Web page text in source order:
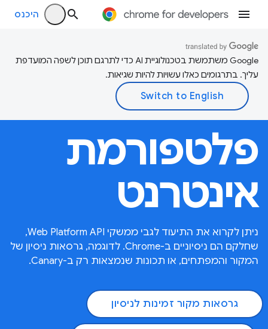
היכנס
‫Google משתמשת בטכנולוגיית AI כדי לתרגם תוכן לשפה המועדפת
עליך. בתרגומים כאלו עשויות להיות שגיאות.
פלטפורמת
אינטרנט
ניתן לקרוא את התיעוד לגבי ממשקי Web Platform API,
שחלקם הם ניסיוניים ב-Chrome. לדוגמה, גרסאות ניסיון של
המקור והמפתחים, או תכונות שנמצאות רק ב-Canary.
גרסאות מקור זמינות לניסיון